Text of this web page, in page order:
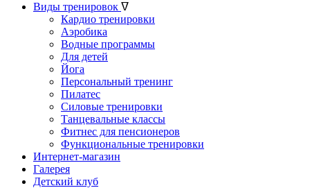
Виды тренировок ᐁ
Кардио тренировки
Аэробика
Водные программы
Для детей
Йога
Персональный тренинг
Пилатес
Силовые тренировки
Танцевальные классы
Фитнес для пенсионеров
Функциональные тренировки
Интернет-магазин
Галерея
Детский клуб